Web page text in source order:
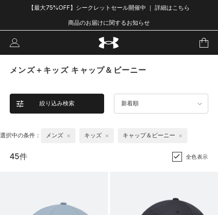
【最大75%OFF】シークレットセール開催中 ｜ 詳細はこちら
商品のお届けに関するお知らせ
メンズ＋キッズ キャップ＆ビーニー
絞り込み検索 新着順
選択中の条件： メンズ キッズ キャップ＆ビーニー
45件 全色表示